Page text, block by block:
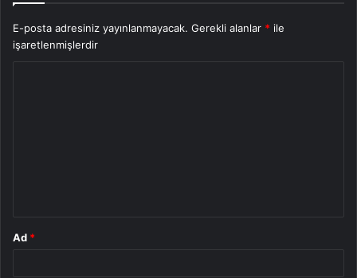
E-posta adresiniz yayınlanmayacak. Gerekli alanlar * ile
işaretlenmişlerdir
Ad *